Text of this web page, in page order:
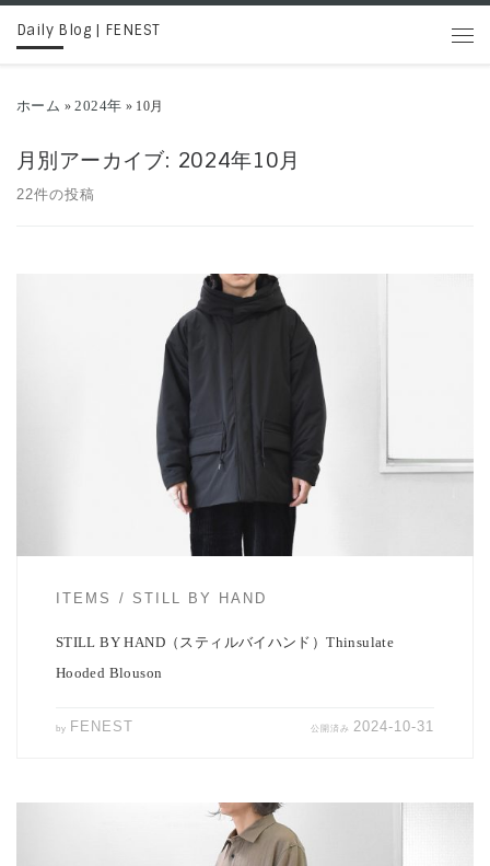
コンテンツへスキップ
Daily Blog | FENEST
ホーム » 2024年 » 10月
月別アーカイブ: 2024年10月
22件の投稿
本格冬アウター STILL BY HANDより新着、中綿フーデッドブルゾ
ITEMS STILL BY HAND
STILL BY HAND（スティルバイハンド）Thinsulate
Hooded Blouson
by FENEST 公開済み2024-10-31